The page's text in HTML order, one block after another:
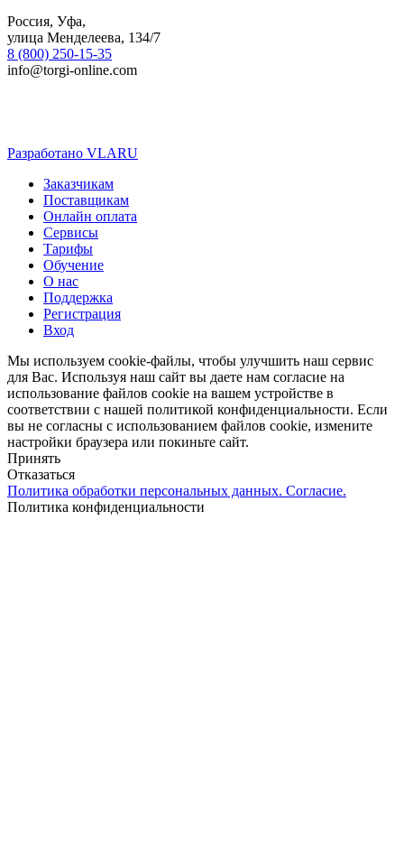
Россия, Уфа,
улица Менделеева, 134/7
8 (800) 250-15-35
info@torgi-online.com
Разработано VLARU
Close
Menu
Заказчикам
Поставщикам
Онлайн оплата
Сервисы
Тарифы
Обучение
О нас
Поддержка
Регистрация
Вход
Мы используем cookie-файлы, чтобы улучшить наш сервис
для Вас. Используя наш сайт вы даете нам согласие на
использование файлов cookie на вашем устройстве в
соответствии с нашей политикой конфиденциальности. Если
вы не согласны с использованием файлов cookie, измените
настройки браузера или покиньте сайт.
Принять
Отказаться
Политика обработки персональных данных. Согласие.
Политика конфиденциальности